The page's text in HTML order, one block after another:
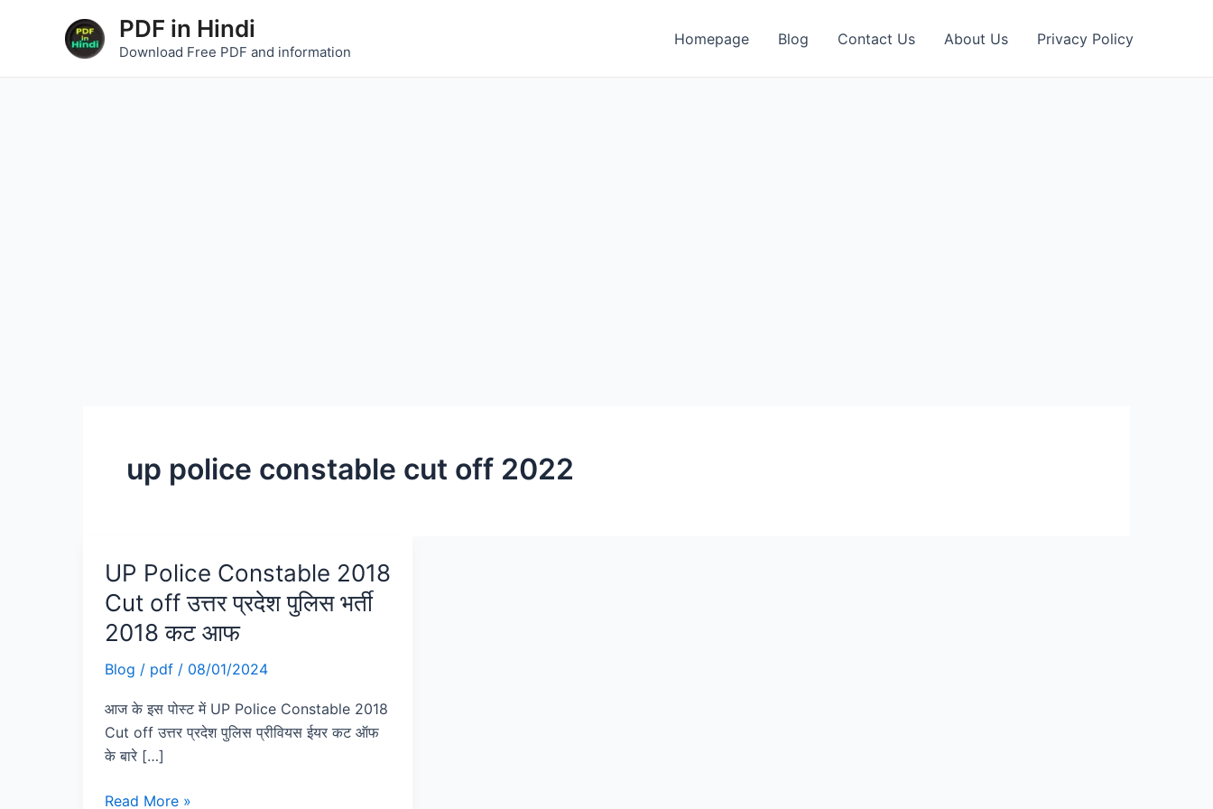
PDF in Hindi
Download Free PDF and information
Homepage Blog Contact Us About Us Privacy Policy
up police constable cut off 2022
UP Police Constable 2018
Cut off उत्तर प्रदेश पुलिस भर्ती
2018 कट आफ
Blog / pdf / 08/01/2024
आज के इस पोस्ट में UP Police Constable 2018
Cut off उत्तर प्रदेश पुलिस प्रीवियस ईयर कट ऑफ
के बारे […]
UP
Police
Constable
2018
Cut
उत्तर
प्रदेश
पुलिस
2018
Read More »